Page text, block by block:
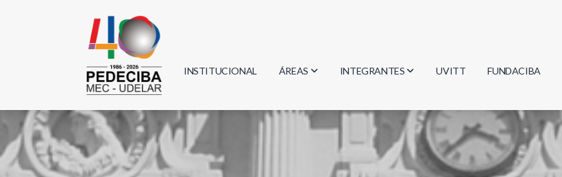
INSTITUCIONAL ÁREAS
Biología
INTEGRANTES
Investigadores
Estudiantes
Egresados
UVITT FUNDACIBA